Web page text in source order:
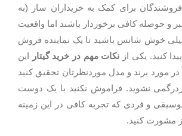
برای کمک به خریداران ساز (به
و حوصله کافی برخوردار باشند اما واقعیت
خوش شانس باشید تا یک نماینده فروش
کنید. یکی از نکات مهم در خرید گیتار این
در مورد برند و مدل موردنظرتان تحقیق کنید
نشوید. فراموش نکنید با یک دوست
موسیقی و فردی که تجربه کافی در این زمینه
مشورت کنید.